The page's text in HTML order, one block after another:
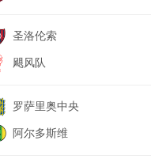
圣洛伦索
飓风队
罗萨里奥中央
阿尔多斯维